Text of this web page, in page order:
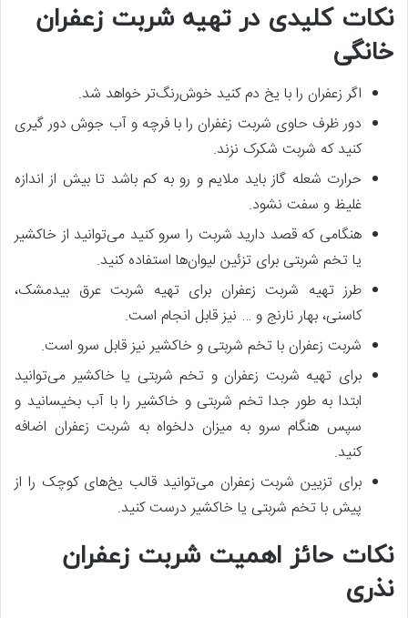
نکات کلیدی در تهیه شربت زعفران
خانگی
اگر زعفران را با یخ دم کنید خوش‌رنگ‌تر خواهد شد.
دور ظرف حاوی شربت زغفران را با فرچه و آب جوش دور گیری
کنید که شربت شکرک نزند.
حرارت شعله گاز باید ملایم و رو به کم باشد تا بیش از اندازه
غلیظ و سفت نشود.
هنگامی که قصد دارید شربت را سرو کنید می‌توانید از خاکشیر
یا تخم شربتی برای تزئین لیوان‌ها استفاده کنید.
طرز تهیه شربت زعفران برای تهیه شربت عرق بیدمشک،
کاسنی، بهار نارنج و … نیز قابل انجام است.
شربت زعفران با تخم شربتی و خاکشیر نیز قابل سرو است.
برای تهیه شربت زعفران و تخم شربتی یا خاکشیر می‌توانید
ابتدا به طور جدا تخم شربتی و خاکشیر را با آب بخیسانید و
سپس هنگام سرو به میزان دلخواه به شربت زعفران اضافه
کنید.
برای تزیین شربت زعفران می‌توانید قالب یخ‌های کوچک را از
پیش با تخم شربتی یا خاکشیر درست کنید.
نکات حائز اهمیت شربت زعفران
نذری